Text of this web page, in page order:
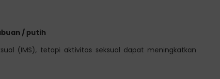
/ putih
(IMS), tetapi aktivitas seksual dapat meningkatkan